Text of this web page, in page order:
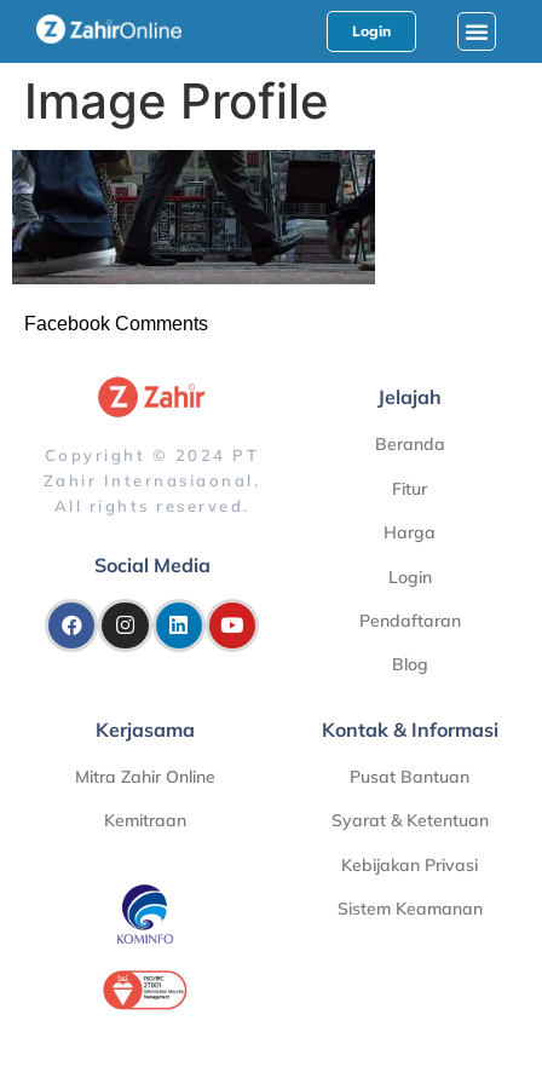
Login
Image Profile
Facebook Comments
Copyright © 2024 PT
Zahir Internasiaonal.
All rights reserved.
Social Media
Jelajah
Beranda
Fitur
Harga
Login
Pendaftaran
Blog
Kerjasama
Mitra Zahir Online
Kemitraan
Kontak & Informasi
Pusat Bantuan
Syarat & Ketentuan
Kebijakan Privasi
Sistem Keamanan